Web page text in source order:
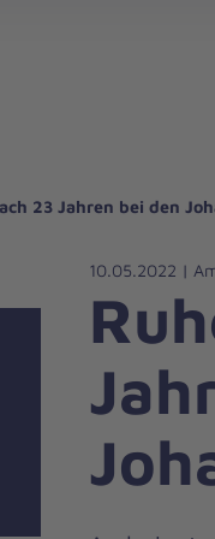
23 Jahren bei den
10.05.2022 |